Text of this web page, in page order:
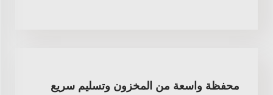
محفظة واسعة من المخزون وتسليم سريع